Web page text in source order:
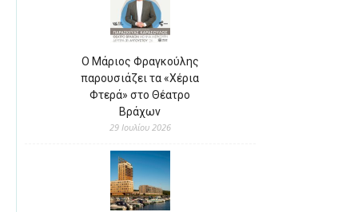
Ο Μάριος Φραγκούλης
παρουσιάζει τα «Χέρια
Φτερά» στο Θέατρο
Βράχων
29 Ιουλίου 2026